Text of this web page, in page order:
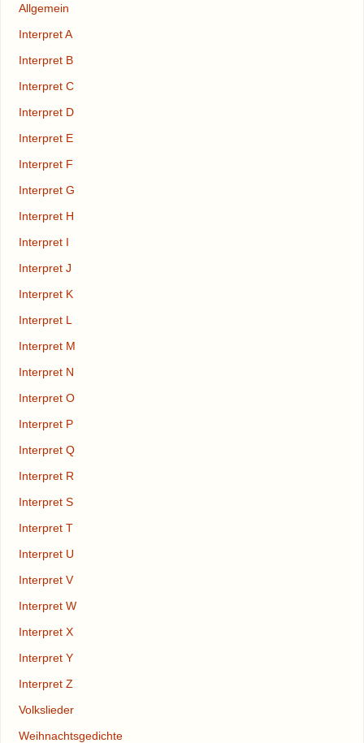
Allgemein
Interpret A
Interpret B
Interpret C
Interpret D
Interpret E
Interpret F
Interpret G
Interpret H
Interpret I
Interpret J
Interpret K
Interpret L
Interpret M
Interpret N
Interpret O
Interpret P
Interpret Q
Interpret R
Interpret S
Interpret T
Interpret U
Interpret V
Interpret W
Interpret X
Interpret Y
Interpret Z
Volkslieder
Weihnachtsgedichte